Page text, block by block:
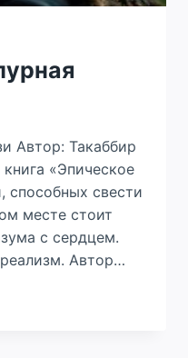
Автор: Такаббир
«Эпическое
способных свести
месте стоит
с сердцем.
Автор…